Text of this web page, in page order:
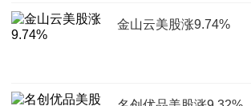
金山云美股涨9.74%